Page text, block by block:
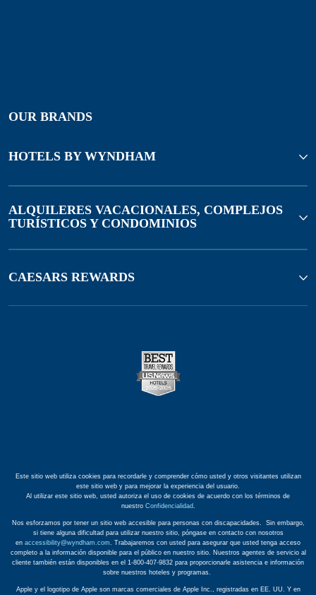
OUR BRANDS
HOTELS BY WYNDHAM
ALQUILERES VACACIONALES, COMPLEJOS
TURÍSTICOS Y CONDOMINIOS
CAESARS REWARDS
Este sitio web utiliza cookies para recordarle y comprender cómo usted y otros visitantes utilizan
este sitio web y para mejorar la experiencia del usuario.
Al utilizar este sitio web, usted autoriza el uso de cookies de acuerdo con los términos de
nuestro Confidencialidad
Nos esforzamos por tener un sitio web accesible para personas con discapacidades. Sin embargo,
si tiene alguna dificultad para utilizar nuestro sitio, póngase en contacto con nosotros
en accessibility@wyndham.com . Trabajaremos con usted para asegurar que usted tenga acceso
completo a la información disponible para el público en nuestro sitio. Nuestros agentes de servicio al
cliente también están disponibles en el 1-800-407-9832 para proporcionarle asistencia e información
sobre nuestros hoteles y programas.
Apple y el logotipo de Apple son marcas comerciales de Apple Inc., registradas en EE. UU. Y en